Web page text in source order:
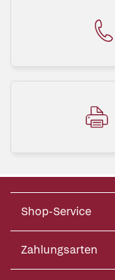
Shop-Service
Zahlungsarten